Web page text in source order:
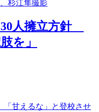
人擁立方針
を」
甘えるな」と登校させ